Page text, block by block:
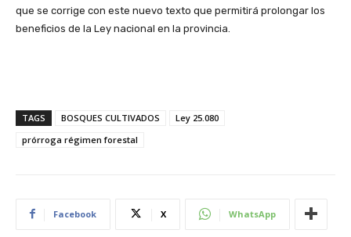
que se corrige con este nuevo texto que permitirá prolongar los
beneficios de la Ley nacional en la provincia.
TAGS BOSQUES CULTIVADOS
Ley 25.080
prórroga régimen forestal
Facebook X WhatsApp